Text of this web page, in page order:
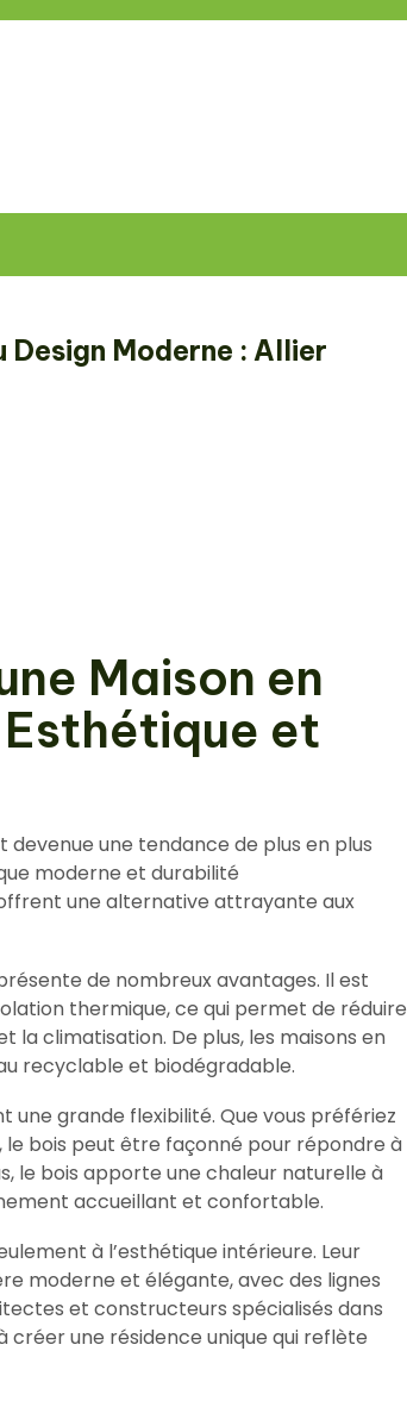
Design Moderne : Allier
Maison en
et
devenue une tendance de plus en plus
moderne et durabilité
une alternative attrayante aux
de nombreux avantages. Il est
thermique, ce qui permet de réduire
la climatisation. De plus, les maisons en
recyclable et biodégradable.
une grande flexibilité. Que vous préfériez
bois peut être façonné pour répondre à
le bois apporte une chaleur naturelle à
accueillant et confortable.
à l’esthétique intérieure. Leur
moderne et élégante, avec des lignes
et constructeurs spécialisés dans
créer une résidence unique qui reflète